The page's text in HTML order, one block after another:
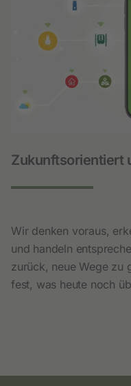
Zukunftsorientiert
Wir denken voraus,
und handeln
zurück, neue Wege zu
fest, was heute noch